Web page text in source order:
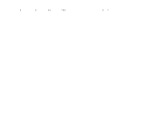
boucles d'oreilles en porcelaine